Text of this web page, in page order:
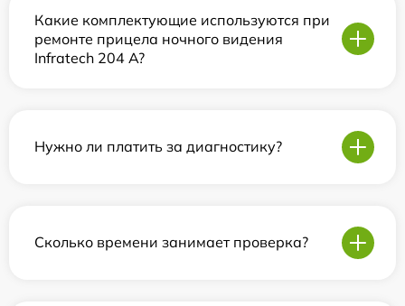
Какие комплектующие используются при
ремонте прицела ночного видения
Infratech 204 А?
Нужно ли платить за диагностику?
Сколько времени занимает проверка?